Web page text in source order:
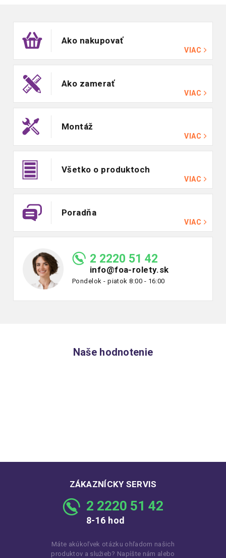
Ako nakupovať
VIAC
Ako zamerať
VIAC
Montáž
VIAC
Všetko o produktoch
VIAC
Poradňa
VIAC
2 2220 51 42
info@foa-rolety.sk
Pondelok - piatok 8:00 - 16:00
Naše hodnotenie
ZÁKAZNÍCKY SERVIS
2 2220 51 42
8-16 hod
Máte akúkoľvek otázku ohľadom našich
produktov a služieb? Napíšte nám alebo